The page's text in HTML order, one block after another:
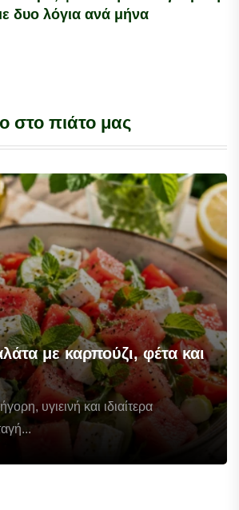
δυο λόγια ανά μήνα
στο πιάτο μας
με καρπούζι, φέτα και
υγιεινή και ιδιαίτερα